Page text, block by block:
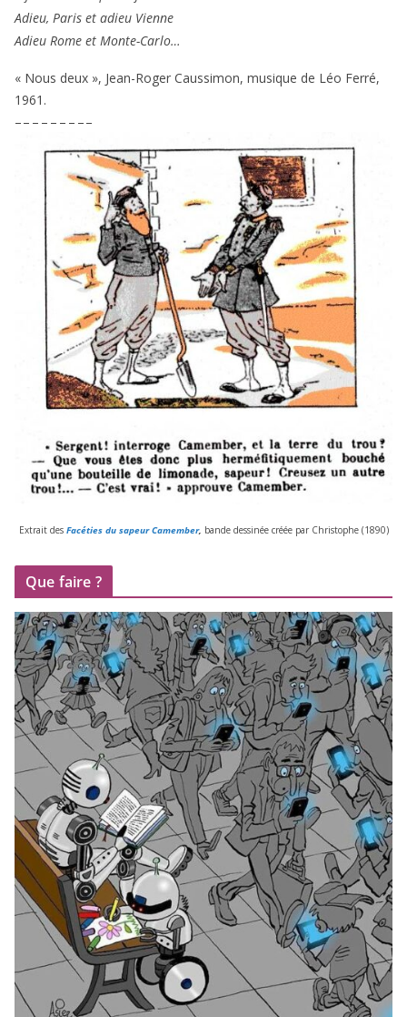
Adieu, Paris et adieu Vienne
Adieu Rome et Monte-Carlo…
« Nous deux », Jean-Roger Caussimon, musique de Léo Ferré,
1961 .
– – – – – – – – –
Extrait desFacéties du sapeur Camember, bande des­si­née créée par Christophe (1890)
Que faire ?